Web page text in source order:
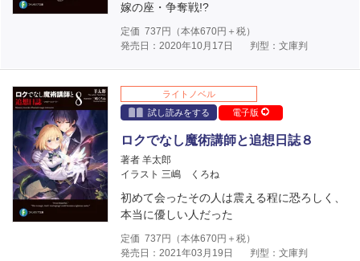
嫁の座・争奪戦!?
定価 737 円（本体670円＋税）
発売日：2020年10月17日
判型：文庫判
ライトノベル
試し読みをする
電子版
ロクでなし魔術講師と追想日誌８
著者 羊太郎
イラスト 三嶋 くろね
初めて会ったその人は震える程に恐ろしく、
本当に優しい人だった
定価 737 円（本体670円＋税）
発売日：2021年03月19日
判型：文庫判